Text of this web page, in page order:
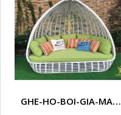
GHE-HO-BOI-GIA-MAY-HTT - B76